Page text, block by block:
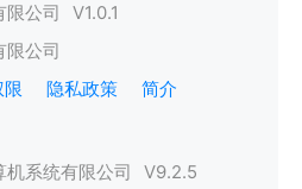
公司 V1.0.1
公司
限 隐私政策 简介
系统有限公司 V9.2.5